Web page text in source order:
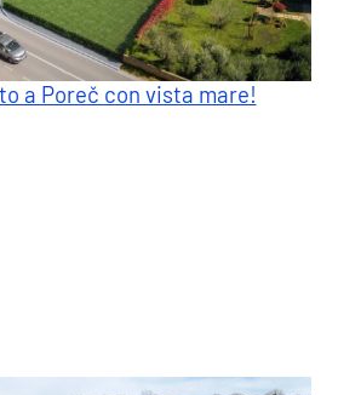
a Poreč con vista mare!